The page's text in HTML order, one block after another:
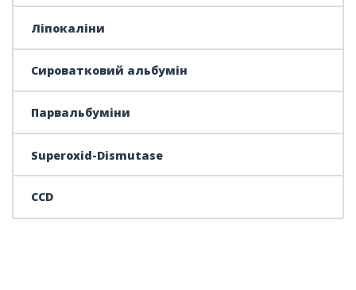
Ліпокаліни
Сироватковий альбумін
Парвальбуміни
Superoxid-Dismutase
CCD